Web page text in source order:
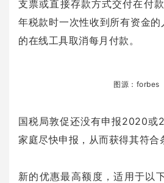
支票或直接存款方式交付在付
年税款时一次性收到所有资金
的在线工具取消每月付款。
图源：forbes
国税局敦促还没有申报2020或
家庭尽快申报，从而获得其符合
新的优惠最高额度，适用于以